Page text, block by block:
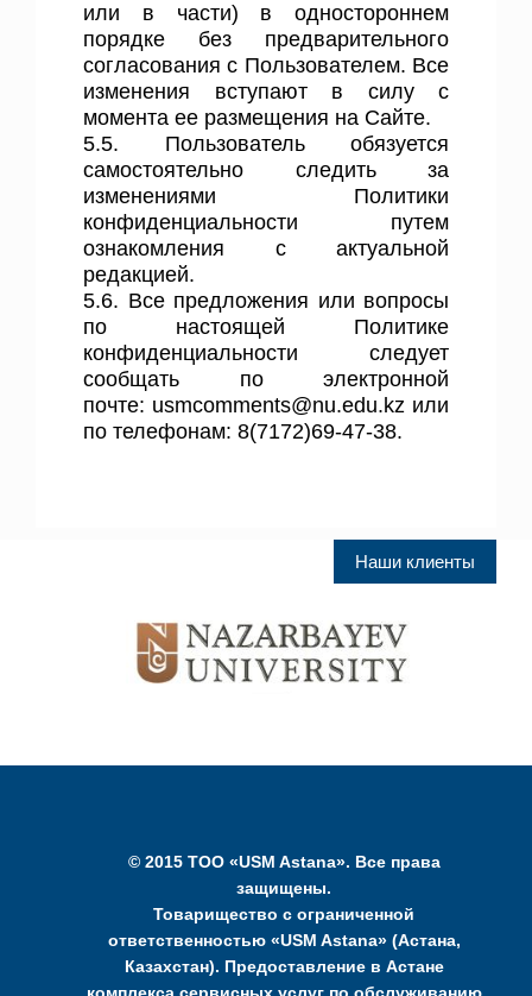
или в части) в одностороннем
порядке без предварительного
согласования с Пользователем. Все
изменения вступают в силу с
момента ее размещения на Сайте.
5.5. Пользователь обязуется
самостоятельно следить за
изменениями Политики
конфиденциальности путем
ознакомления с актуальной
редакцией.
5.6. Все предложения или вопросы
по настоящей Политике
конфиденциальности следует
сообщать по электронной
почте: usmcomments@nu.edu.kz или
по телефонам: 8(7172)69-47-38.
Наши клиенты
© 2015 ТОО «USM Astana». Все права
защищены.
Товарищество с ограниченной
ответственностью «USM Astana» (Астана,
Казахстан). Предоставление в Астане